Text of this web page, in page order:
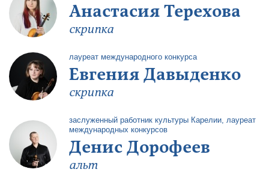
Анастасия Терехова
скрипка
лауреат международного конкурса
Евгения Давыденко
скрипка
заслуженный работник культуры Карелии, лауреат
международных конкурсов
Денис Дорофеев
альт